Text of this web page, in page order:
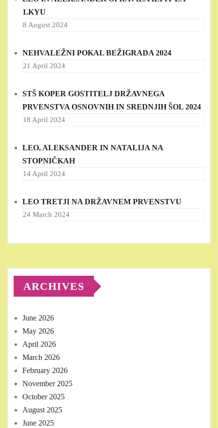
1.KYU
8 August 2024
NEHVALEŽNI POKAL BEŽIGRADA 2024
21 April 2024
STŠ KOPER GOSTITELJ DRŽAVNEGA
PRVENSTVA OSNOVNIH IN SREDNJIH ŠOL 2024
18 April 2024
LEO, ALEKSANDER IN NATALIJA NA
STOPNIČKAH
14 April 2024
LEO TRETJI NA DRŽAVNEM PRVENSTVU
24 March 2024
ARCHIVES
June 2026
May 2026
April 2026
March 2026
February 2026
November 2025
October 2025
August 2025
June 2025